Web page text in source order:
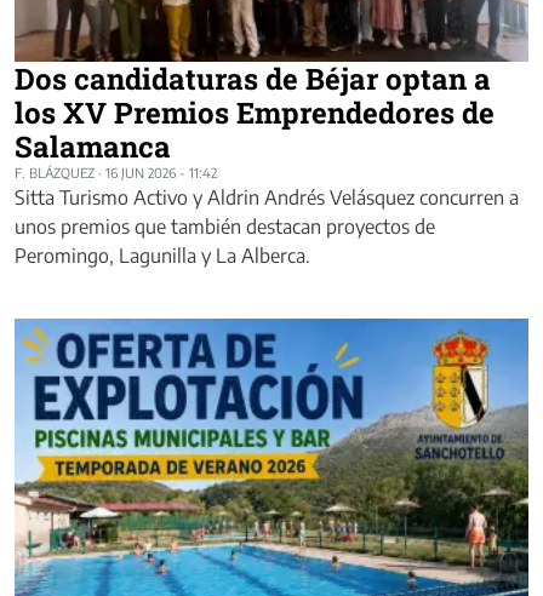
Dos candidaturas de Béjar optan a
los XV Premios Emprendedores de
Salamanca
F. BLÁZQUEZ · 16 JUN 2026 - 11:42
Sitta Turismo Activo y Aldrin Andrés Velásquez concurren a
unos premios que también destacan proyectos de
Peromingo, Lagunilla y La Alberca.